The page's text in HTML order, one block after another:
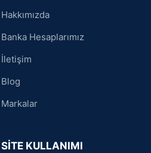
Hakkımızda
Banka Hesaplarımız
İletişim
Blog
Markalar
SİTE KULLANIMI